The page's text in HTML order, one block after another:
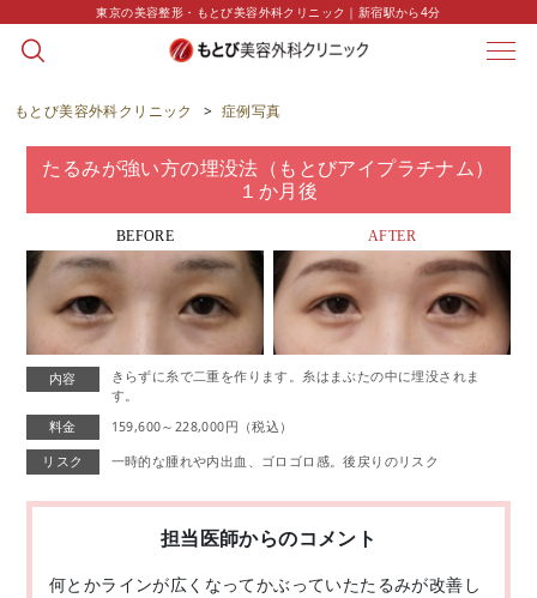
東京の美容整形・もとび美容外科クリニック｜新宿駅から4分
CASE
症例写真
もとび美容外科クリニック > 症例写真
たるみが強い方の埋没法（もとびアイプラチナム）
１か月後
BEFORE AFTER
内容
きらずに糸で二重を作ります。糸はまぶたの中に埋没されま
す。
料金
159,600～228,000円（税込）
リスク 一時的な腫れや内出血、ゴロゴロ感。後戻りのリスク
担当医師からのコメント
何とかラインが広くなってかぶっていたたるみが改善し